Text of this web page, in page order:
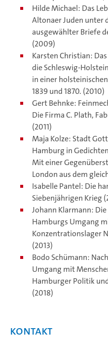
Hilde Michael: Das
Altonaer Juden unter
ausgewählter Briefe
(2009)
Karsten Christian:
die Schleswig-
in einer
1839 und 1870. (2010)
Gert Behnke:
Die Firma C. Plath,
(2011)
Maja Kolze: Stadt
Hamburg in
Mit einer
London aus dem
Isabelle Pantel: Die
Siebenjährigen Krieg
Johann Klarmann:
Hamburgs Umgang
Konzentrationslager
(2013)
Bodo Schümann:
Umgang mit
Hamburger Politik
(2018)
Kontakt